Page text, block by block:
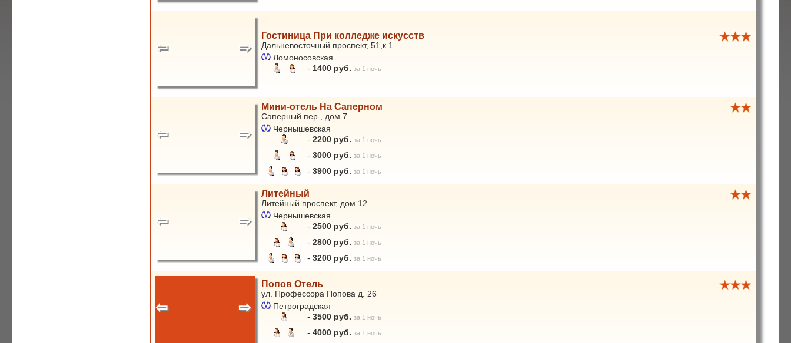
Гостиница При колледже искусств
Дальневосточный проспект, 51,к.1
Ломоносовская
- 1400 руб. за 1 ночь
Мини-отель На Саперном
Саперный пер., дом 7
Чернышевская
- 2200 руб. за 1 ночь
- 3000 руб. за 1 ночь
- 3900 руб. за 1 ночь
Литейный
Литейный проспект, дом 12
Чернышевская
- 2500 руб. за 1 ночь
- 2800 руб. за 1 ночь
- 3200 руб. за 1 ночь
Попов Отель
ул. Профессора Попова д. 26
Петроградская
- 3500 руб. за 1 ночь
- 4000 руб. за 1 ночь